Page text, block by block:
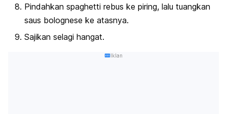
Pindahkan spaghetti rebus ke piring, lalu tuangkan
saus bolognese ke atasnya.
Sajikan selagi hangat.
Iklan